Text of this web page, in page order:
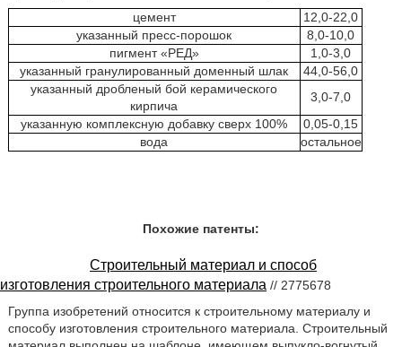
цемент
12,0-22,0
указанный пресс-порошок
8,0-10,0
пигмент «РЕД»
1,0-3,0
указанный гранулированный доменный шлак
44,0-56,0
указанный дробленый бой керамического
кирпича
3,0-7,0
указанную комплексную добавку сверх 100%
0,05-0,15
вода
остальное
Похожие патенты:
Строительный материал и способ
изготовления строительного материала // 2775678
Группа изобретений относится к строительному материалу и
способу изготовления строительного материала. Строительный